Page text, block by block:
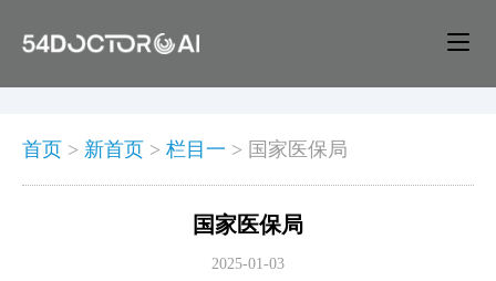
首页 > 新首页 > 栏目一 > 国家医保局
国家医保局
2025-01-03